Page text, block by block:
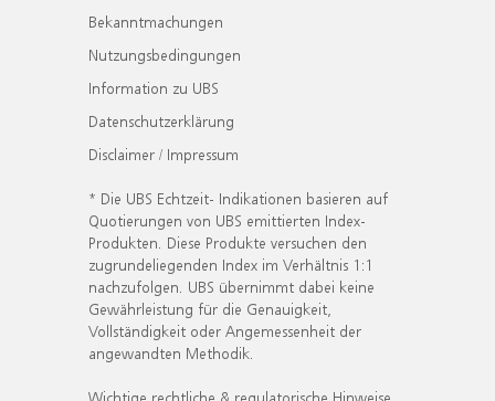
Bekanntmachungen
Nutzungsbedingungen
Information zu UBS
Datenschutzerklärung
Disclaimer / Impressum
* Die UBS Echtzeit- Indikationen basieren auf
Quotierungen von UBS emittierten Index-
Produkten. Diese Produkte versuchen den
zugrundeliegenden Index im Verhältnis 1:1
nachzufolgen. UBS übernimmt dabei keine
Gewährleistung für die Genauigkeit,
Vollständigkeit oder Angemessenheit der
angewandten Methodik.